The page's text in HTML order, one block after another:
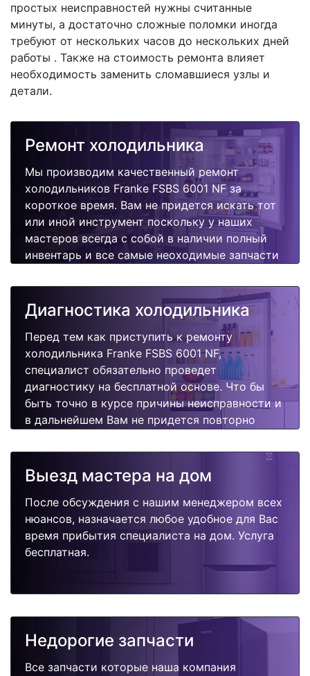
простых неисправностей нужны считанные
минуты, а достаточно сложные поломки иногда
требуют от нескольких часов до нескольких дней
работы . Также на стоимость ремонта влияет
необходимость заменить сломавшиеся узлы и
детали.
Ремонт холодильника
Мы производим качественный ремонт
холодильников Franke FSBS 6001 NF за
короткое время. Вам не придется искать тот
или иной инструмент поскольку у наших
мастеров всегда с собой в наличии полный
инвентарь и все самые неоходимые запчасти
быстро, качественно и недорого.
Диагностика холодильника
Перед тем как приступить к ремонту
холодильника Franke FSBS 6001 NF,
специалист обязательно проведет
диагностику на бесплатной основе. Что бы
быть точно в курсе причины неисправности и
в дальнейшем Вам не придется повторно
поломок.
Выезд мастера на дом
После обсуждения с нашим менеджером всех
нюансов, назначается любое удобное для Вас
время прибытия специалиста на дом. Услуга
бесплатная.
Недорогие запчасти
Все запчасти которые наша компания